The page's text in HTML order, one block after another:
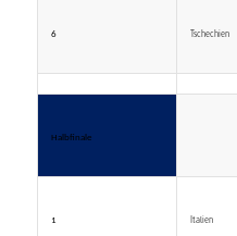
6 Tschechien
Halbfinale
1 Italien